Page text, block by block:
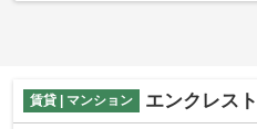
賃貸 | マンション エンクレス